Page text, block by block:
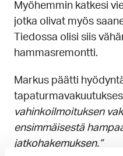
Myöhemmin katkesi
jotka olivat myös
Tiedossa olisi siis
hammasremontti.
Markus päätti
vahinkoilmoituksen
ensimmäisestä
jatkohakemuksen.”